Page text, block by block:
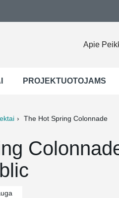
Apie
PROJEKTUOTOJAMS
The Hot Spring Colonnade